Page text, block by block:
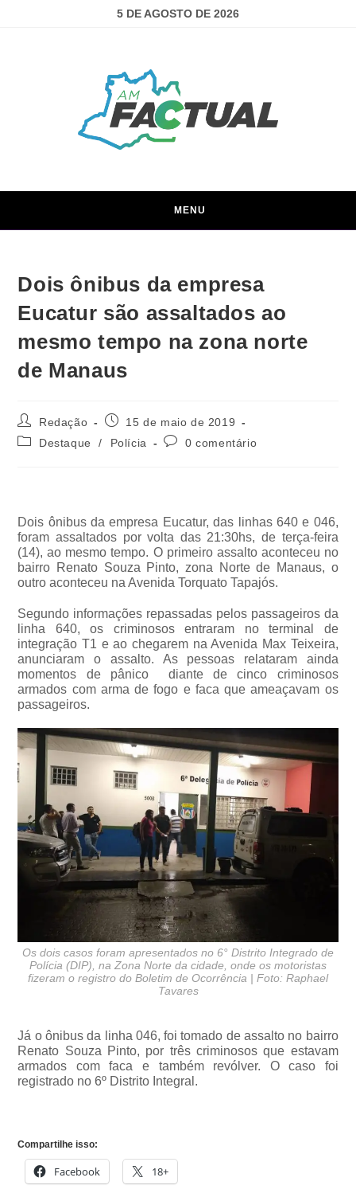
5 DE AGOSTO DE 2026
MENU
Dois ônibus da empresa
Eucatur são assaltados ao
mesmo tempo na zona norte
de Manaus
Redação
15 de maio de 2019
Destaque
/ Polícia 0 comentário
Dois ônibus da empresa Eucatur, das linhas 640 e 046,
foram assaltados por volta das 21:30hs, de terça-feira
(14), ao mesmo tempo. O primeiro assalto aconteceu no
bairro Renato Souza Pinto, zona Norte de Manaus, o
outro aconteceu na Avenida Torquato Tapajós.
Segundo informações repassadas pelos passageiros da
linha 640, os criminosos entraram no terminal de
integração T1 e ao chegarem na Avenida Max Teixeira,
anunciaram o assalto. As pessoas relataram ainda
momentos de pânico diante de cinco criminosos
armados com arma de fogo e faca que ameaçavam os
passageiros.
Os dois casos foram apresentados no 6° Distrito Integrado de
Polícia (DIP), na Zona Norte da cidade, onde os motoristas
fizeram o registro do Boletim de Ocorrência | Foto: Raphael
Tavares
Já o ônibus da linha 046, foi tomado de assalto no bairro
Renato Souza Pinto, por três criminosos que estavam
armados com faca e também revólver. O caso foi
registrado no 6º Distrito Integral.
Compartilhe isso:
Facebook 18+